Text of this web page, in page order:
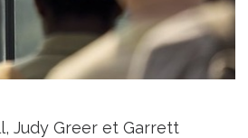
Judy Greer et Garrett